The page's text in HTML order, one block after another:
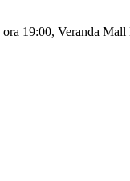
ora 19:00, Veranda